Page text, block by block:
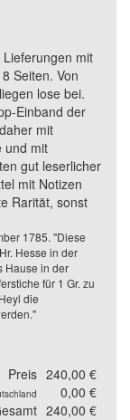
mit
Seiten. Von
lose bei.
Einband der
mit
und mit
gut leserlicher
mit Notizen
Rarität, sonst
1785. "Diese
Hesse in der
Hause in der
für 1 Gr. zu
die
Preis 240,00 €
0,00 €
240,00 €